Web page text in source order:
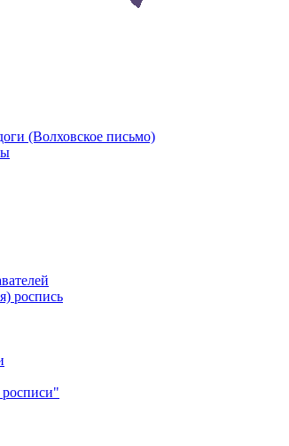
(Волховское письмо)
роспись
росписи"